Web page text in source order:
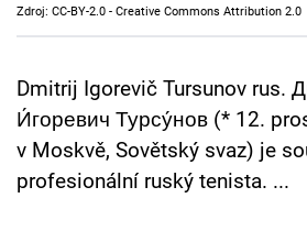
Cool Esport
Pořady
TV Program
Sledujte prima+
Zdroj: CC-BY-2.0 - Creative Commons Attribution 2.0
Dmitrij Igorevič Tursunov rus.
И́горевич Турсу́нов (* 12.
v Moskvě, Sovětský svaz) je
profesionální ruský tenista. ...